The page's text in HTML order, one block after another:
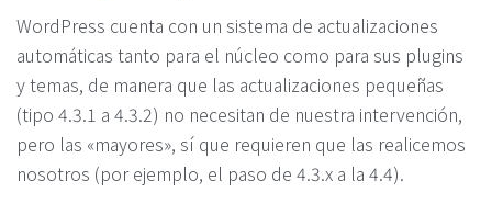
WordPress cuenta con un sistema de actualizaciones
automáticas tanto para el núcleo como para sus plugins
y temas, de manera que las actualizaciones pequeñas
(tipo 4.3.1 a 4.3.2) no necesitan de nuestra intervención,
pero las «mayores», sí que requieren que las realicemos
nosotros (por ejemplo, el paso de 4.3.x a la 4.4).